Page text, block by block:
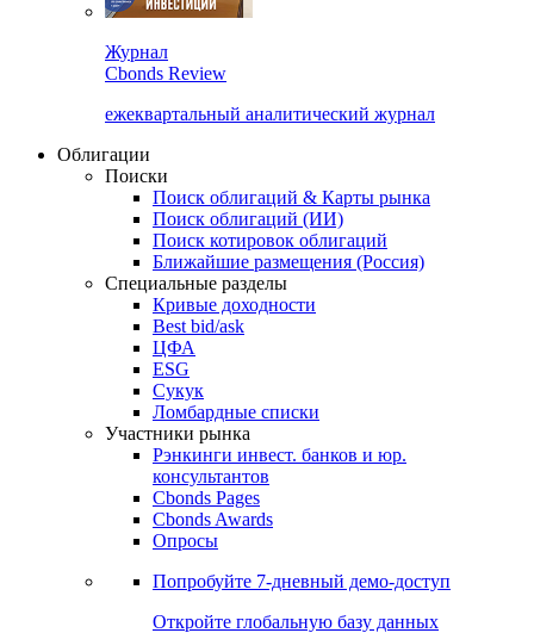
Журнал
Cbonds Review
ежеквартальный аналитический журнал
Облигации
Поиски
Поиск облигаций & Карты рынка
Поиск облигаций (ИИ)
Поиск котировок облигаций
Ближайшие размещения (Россия)
Специальные разделы
Кривые доходности
Best bid/ask
ЦФА
ESG
Сукук
Ломбардные списки
Участники рынка
Рэнкинги инвест. банков и юр.
консультантов
Cbonds Pages
Cbonds Awards
Опросы
Попробуйте 7-дневный демо-доступ
Откройте глобальную базу данных